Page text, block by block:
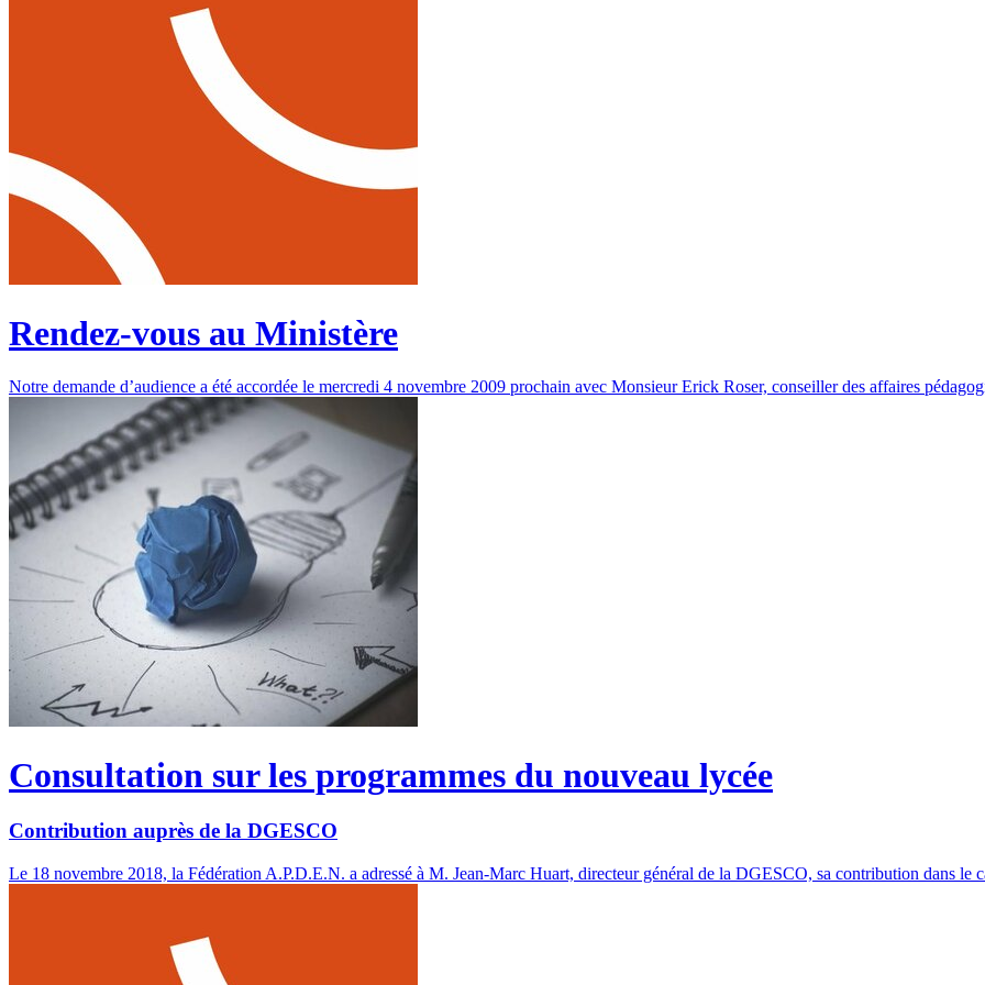
Rendez-vous au Ministère
Notre demande d’audience a été accordée le mercredi 4 novembre 2009 prochain avec Monsieur Erick Roser, conseiller des affaires
Consultation sur les programmes du nouveau lycée
Contribution auprès de la DGESCO
Le 18 novembre 2018, la Fédération A.P.D.E.N. a adressé à M. Jean-Marc Huart, directeur général de la DGESCO, sa contribution dans le